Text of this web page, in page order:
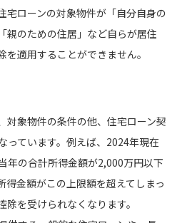
宅ローンの対象物件が「自分自身の
親のための住居」など自らが居住
適用することができません。
対象物件の条件の他、住宅ローン契
っています。例えば、2024年現在
年の合計所得金額が2,000万円以下
得金額がこの上限額を超えてしまっ
を受けられなくなります。